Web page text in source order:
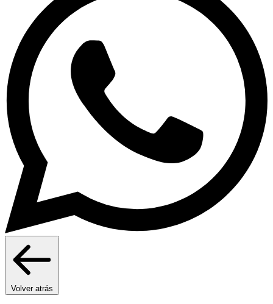
Volver atrás